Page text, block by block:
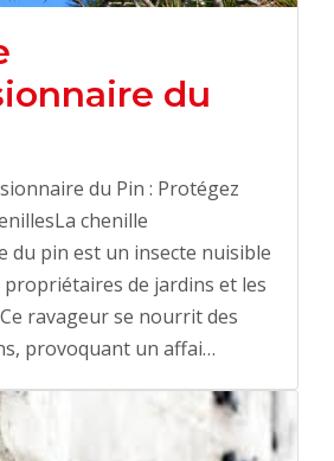
du
du Pin : Protégez
chenille
du pin est un insecte nuisible
de jardins et les
ravageur se nourrit des
provoquant un affai…